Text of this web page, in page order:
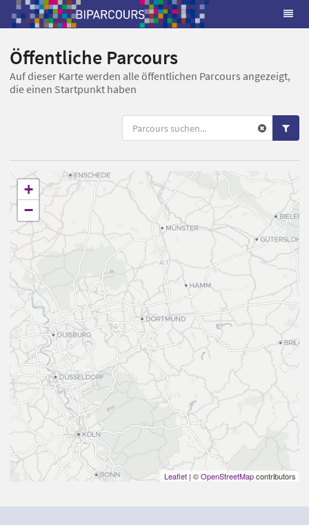
Öffentliche Parcours
Auf dieser Karte werden alle öffentlichen Parcours angezeigt,
die einen Startpunkt haben
+
−
Leaflet | ©OpenStreetMapcontributors